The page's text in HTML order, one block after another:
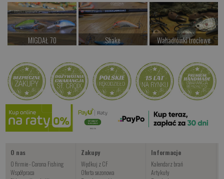
MIGDAŁ 70
Kup teraz >
Shake
Kup teraz >
Wahadłówki trociowe
Kup teraz >
Wahadłówki pstrągowe
od 22.00 PLN
Kup teraz >
O nas
O firmie - Corona Fishing
Współpraca
Zakupy
Wędkuj z CF
Oferta sezonowa
Informacje
Kalendarz brań
Artykuły